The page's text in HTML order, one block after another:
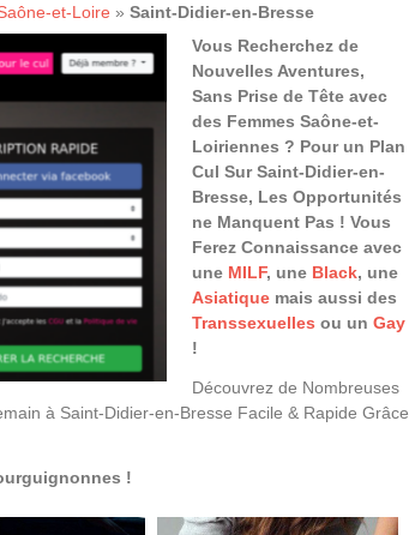
et-Loire » Saint-Didier-en-Bresse
Vous Recherchez de
Nouvelles Aventures,
Sans Prise de Tête avec
des Femmes Saône-et-
Loiriennes ? Pour un Plan
Cul Sur Saint-Didier-en-
Bresse, Les Opportunités
ne Manquent Pas ! Vous
Ferez Connaissance avec
une MILF, une Black, une
Asiatique mais aussi des
Transsexuelles ou un Gay
!
Découvrez de Nombreuses
à Saint-Didier-en-Bresse Facile & Rapide Grâce
!